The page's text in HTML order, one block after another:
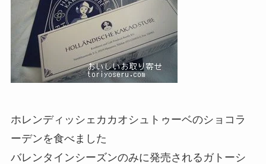
ホレンディッシェカカオシュトゥーベのショコラ
ーデンを食べました
バレンタインシーズンのみに発売されるガトーシ